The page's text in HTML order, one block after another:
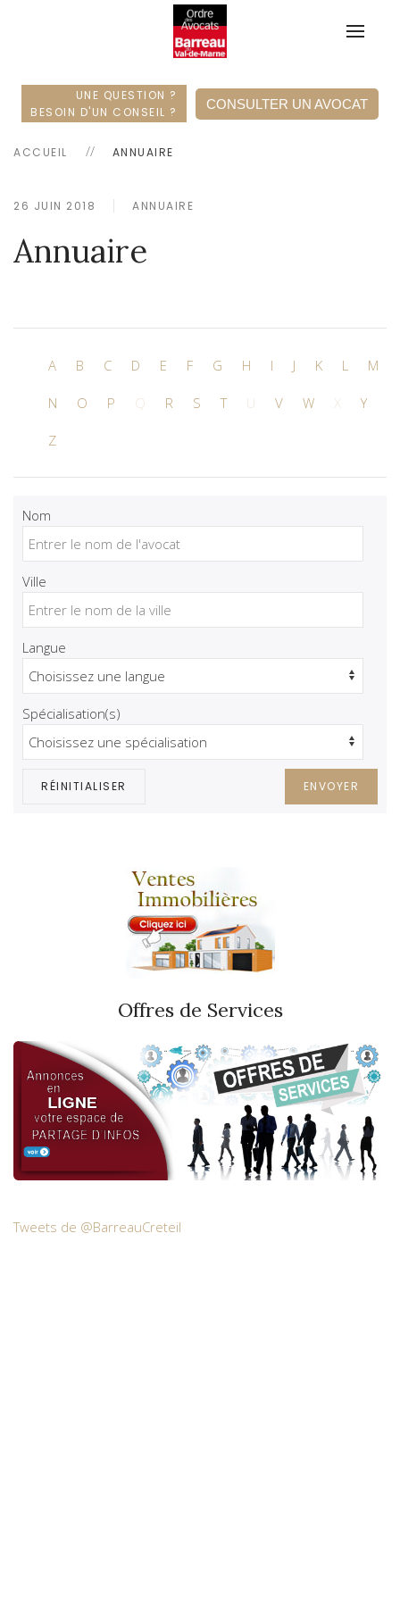
UNE QUESTION ?
BESOIN D'UN CONSEIL ?
CONSULTER UN AVOCAT
ACCUEIL ANNUAIRE
26 JUIN 2018 ANNUAIRE
Annuaire
A B C D E F G H I J K L M
N O P Q R S T U V W X Y
Z
Nom
Ville
Langue
Spécialisation(s)
RÉINITIALISER ENVOYER
Offres de Services
Tweets de @BarreauCreteil